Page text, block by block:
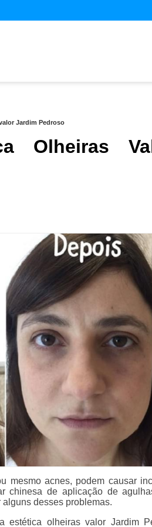
Jardim Pedroso
Olheiras
mesmo acnes, podem causar
chinesa de aplicação de
desses problemas.
estética olheiras valor Jardim